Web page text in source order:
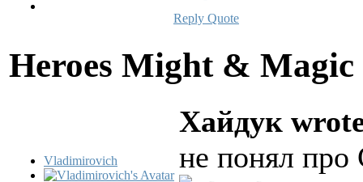
Reply Quote
Heroes Might &
Vladimirovich
Хайдук
не понял про